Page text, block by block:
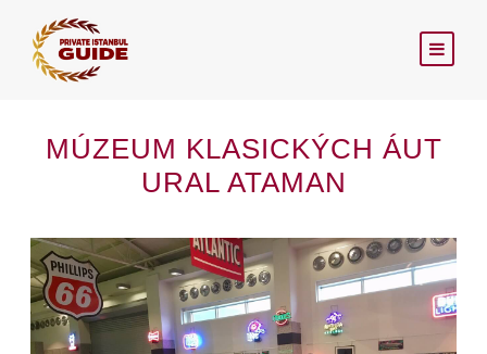
MÚZEUM KLASICKÝCH ÁUT
URAL ATAMAN